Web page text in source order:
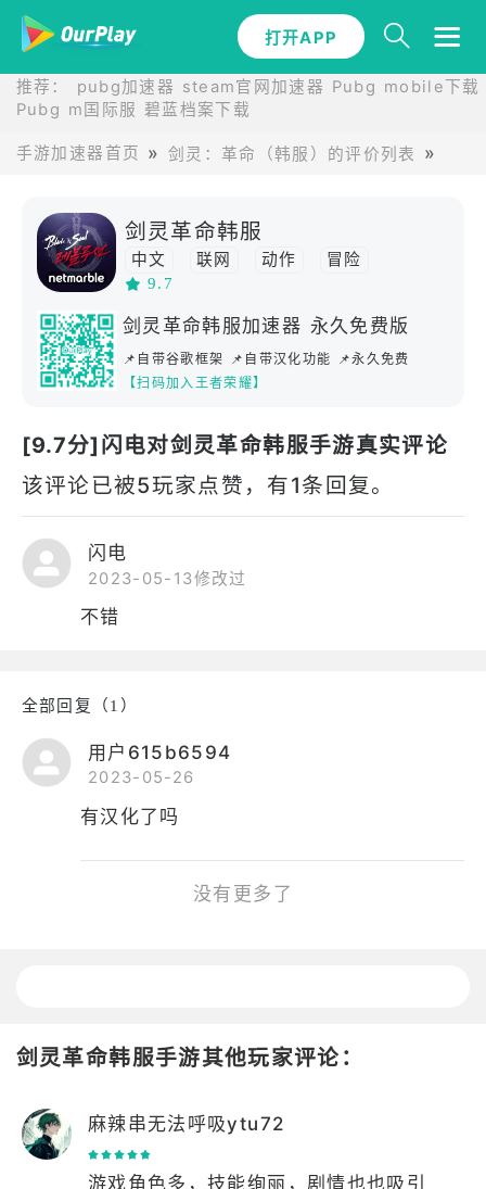
打开APP
推荐： pubg加速器 steam官网加速器 Pubg mobile下载
Pubg m国际服 碧蓝档案下载
手游加速器首页 剑灵：革命（韩服）的评价列表
剑灵革命韩服
中文 联网 动作
冒险
角色扮演
MMORPG
9.7
剑灵革命韩服加速器 永久免费版
📌自带谷歌框架 📌自带汉化功能 📌永久免费
【扫码加入王者荣耀】
[9.7分]闪电对剑灵革命韩服手游真实评论
该评论已被5玩家点赞，有1条回复。
闪电
2023-05-13修改过
不错
全部回复（1）
用户615b6594
2023-05-26
有汉化了吗
没有更多了
剑灵革命韩服手游其他玩家评论：
麻辣串无法呼吸ytu72
游戏角色多，技能绚丽，剧情也也吸引